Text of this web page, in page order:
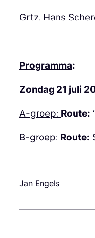
Grtz. Hans
Programma:
Zondag 21 juli
A-groep: Route:
B-groep: Route:
Jan Engels